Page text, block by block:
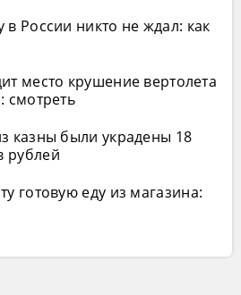
в России никто не ждал: как
место крушение вертолета
смотреть
казны были украдены 18
рублей
готовую еду из магазина: